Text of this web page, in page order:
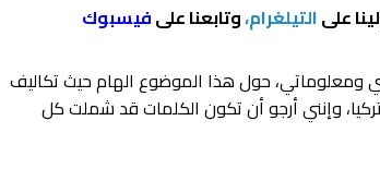
علىالتيلغرام،وتابعنا علىفيسبوك
ومعلوماتي، حول هذا الموضوع الهام حيث تكاليف
وإنني أرجو أن تكون الكلمات قد شملت كل